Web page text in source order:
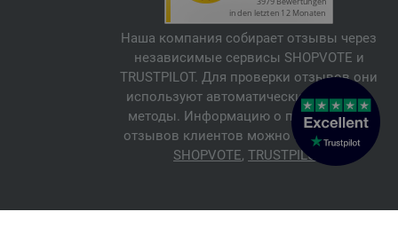
Наша компания собирает отзывы через
независимые сервисы SHOPVOTE и
TRUSTPILOT. Для проверки отзывов они
используют автоматические и ручные
методы. Информацию о подлинности
отзывов клиентов можно найти здесь:
SHOPVOTE, TRUSTPILOT